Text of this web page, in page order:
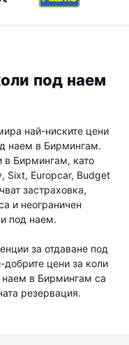
под наем
най-ниските цени
наем в Бирмингам.
в Бирмингам, като
Sixt, Europcar, Budget
застраховка,
и неограничен
под наем.
за отдаване под
цени за коли
наем в Бирмингам са
резервация.